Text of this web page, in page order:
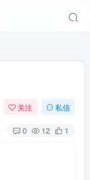
关注 私信
0 12 1